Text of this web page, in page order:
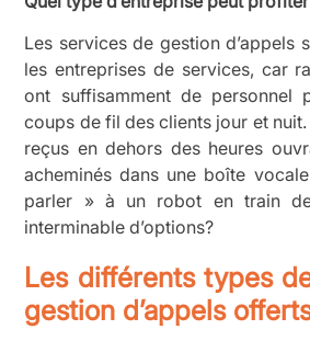
Les services de gestion d’appels
les entreprises de services, car
ont suffisamment de personnel
coups de fil des clients jour et nuit.
reçus en dehors des heures
acheminés dans une boîte
parler » à un robot en train
interminable d’options?
Les différents types
gestion d’appels